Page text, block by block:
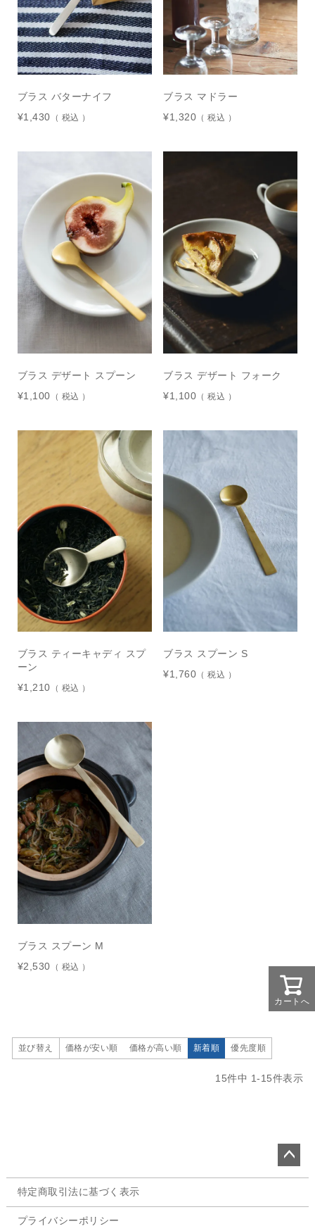
ブラス バターナイフ
¥1,430 税込
ブラス マドラー
¥1,320 税込
ブラス デザート スプーン
¥1,100 税込
ブラス デザート フォーク
¥1,100 税込
ブラス ティーキャディ スプ
ーン
¥1,210 税込
ブラス スプーン S
¥1,760 税込
ブラス スプーン M
¥2,530 税込
並び替え 価格が安い順 価格が高い順 新着順 優先度順
15件中 1- 15件表示
カートへ
ップ
特定商取引法に基づく表示
プライバシーポリシー